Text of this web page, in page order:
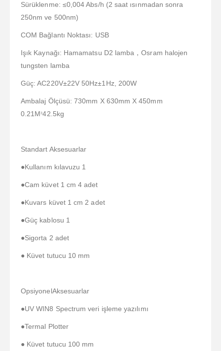
Sürüklenme: ≤0,004 Abs/h (2 saat ısınmadan sonra
250nm ve 500nm)
COM Bağlantı Noktası: USB
Işık Kaynağı: Hamamatsu D2 lamba，Osram halojen
tungsten lamba
Güç: AC220V±22V 50Hz±1Hz, 200W
Ambalaj Ölçüsü: 730mm X 630mm X 450mm
0.21M342.5kg
Standart Aksesuarlar
●Kullanım kılavuzu 1
●Cam küvet 1 cm 4 adet
●Kuvars küvet 1 cm 2 adet
●Güç kablosu 1
●Sigorta 2 adet
● Küvet tutucu 10 mm
OpsiyonelAksesuarlar
●UV WIN8 Spectrum veri işleme yazılımı
●Termal Plotter
● Küvet tutucu 100 mm